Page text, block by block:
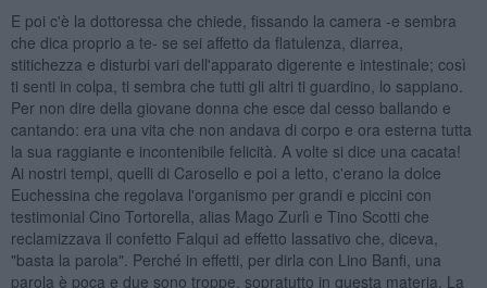
E poi c'è la dottoressa che chiede, fissando la camera -e sembra
che dica proprio a te- se sei affetto da flatulenza, diarrea,
stitichezza e disturbi vari dell'apparato digerente e intestinale; così
ti senti in colpa, ti sembra che tutti gli altri ti guardino, lo sappiano.
Per non dire della giovane donna che esce dal cesso ballando e
cantando: era una vita che non andava di corpo e ora esterna tutta
la sua raggiante e incontenibile felicità. A volte si dice una cacata!
Ai nostri tempi, quelli di Carosello e poi a letto, c'erano la dolce
Euchessina che regolava l'organismo per grandi e piccini con
testimonial Cino Tortorella, alias Mago Zurlì e Tino Scotti che
reclamizzava il confetto Falqui ad effetto lassativo che, diceva,
"basta la parola". Perché in effetti, per dirla con Lino Banfi, una
parola è poca e due sono troppe, sopratutto in questa materia. La